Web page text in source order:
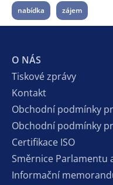
nabídka zájem
O NÁS
Tiskové zprávy
Kontakt
Obchodní podmínky
Obchodní podmínky
Certifikace ISO
Směrnice Parlamentu
Informační